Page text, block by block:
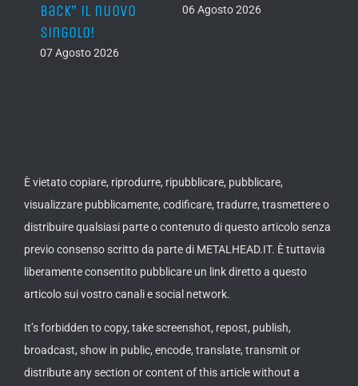
Back” il nuovo
singolo!
07 Agosto 2026
06 Agosto 2026
È vietato copiare, riprodurre, ripubblicare, pubblicare,
visualizzare pubblicamente, codificare, tradurre, trasmettere o
distribuire qualsiasi parte o contenuto di questo articolo senza
previo consenso scritto da parte di METALHEAD.IT. È tuttavia
liberamente consentito pubblicare un link diretto a questo
articolo sui vostro canali e social network.
It’s forbidden to copy, take screenshot, repost, publish,
broadcast, show in public, encode, translate, transmit or
distribute any section or content of this article without a